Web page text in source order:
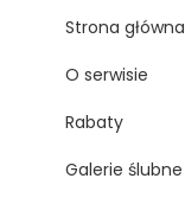
Strona główna
O serwisie
Rabaty
Galerie ślubne